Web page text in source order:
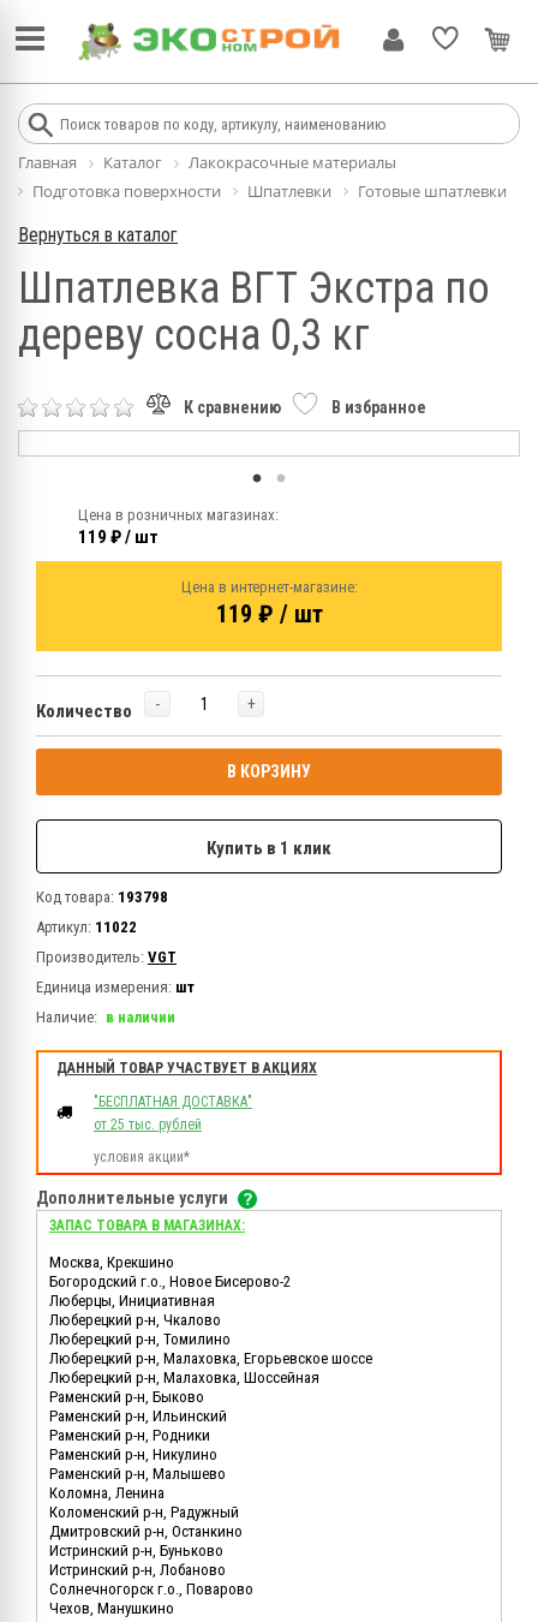
Главная Каталог
Лакокрасочные материалы
Подготовка поверхности
Шпатлевки Готовые шпатлевки
Вернуться в каталог
Шпатлевка ВГТ Экстра по
дереву сосна 0,3 кг
К сравнению В избранное
Цена в розничных магазинах:
119 ₽ / шт
Цена в интернет-магазине:
119 ₽ / шт
Количество - +
В КОРЗИНУ
Купить в 1 клик
Код товара: 193798
Артикул: 11022
Производитель: VGT
Единица измерения: шт
Наличие: в наличии
ДАННЫЙ ТОВАР УЧАСТВУЕТ В АКЦИЯХ
"БЕСПЛАТНАЯ ДОСТАВКА"
от 25 тыс. рублей
условия акции*
Дополнительные услуги
ЗАПАС ТОВАРА В МАГАЗИНАХ:
Москва, Крекшино
Богородский г.о., Новое Бисерово-2
Люберцы, Инициативная
Люберецкий р-н, Чкалово
Люберецкий р-н, Томилино
Люберецкий р-н, Малаховка, Егорьевское шоссе
Люберецкий р-н, Малаховка, Шоссейная
Раменский р-н, Быково
Раменский р-н, Ильинский
Раменский р-н, Родники
Раменский р-н, Никулино
Раменский р-н, Малышево
Коломна, Ленина
Коломенский р-н, Радужный
Дмитровский р-н, Останкино
Истринский р-н, Буньково
Истринский р-н, Лобаново
Солнечногорск г.о., Поварово
Чехов, Манушкино